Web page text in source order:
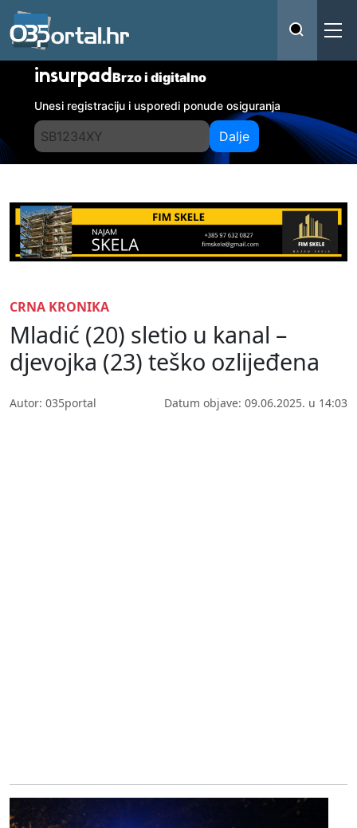
insurpadBrzo i digitalno
Unesi registraciju i usporedi ponude osiguranja
Dalje
CRNA KRONIKA
Mladić (20) sletio u kanal –
djevojka (23) teško ozlijeđena
Autor: 035portal Datum objave: 09.06.2025. u 14:03